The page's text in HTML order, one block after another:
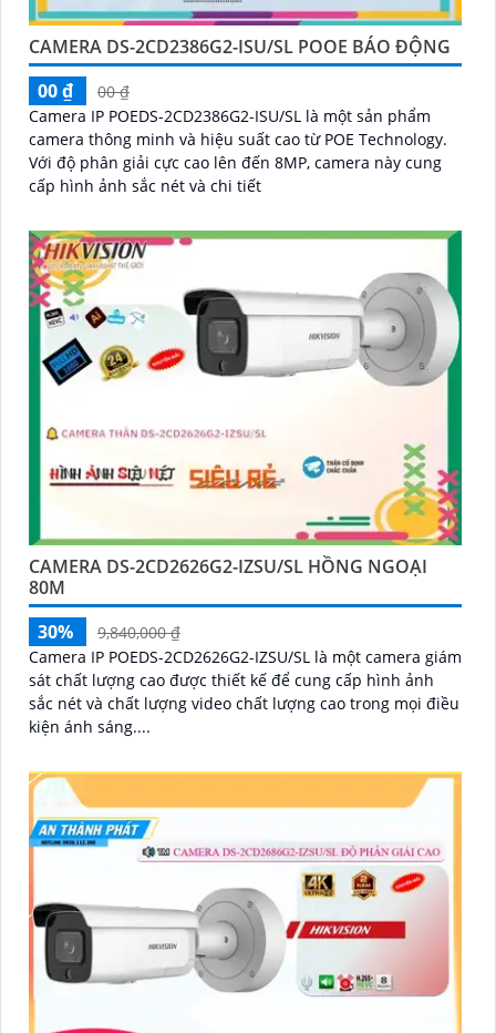
CAMERA DS-2CD2386G2-ISU/SL POOE BÁO ĐỘNG
00 ₫
00 ₫
Camera IP POEDS-2CD2386G2-ISU/SL là một sản phẩm
camera thông minh và hiệu suất cao từ POE Technology.
Với độ phân giải cực cao lên đến 8MP, camera này cung
cấp hình ảnh sắc nét và chi tiết
CAMERA DS-2CD2626G2-IZSU/SL HỒNG NGOẠI
80M
30%
9,840,000 ₫
Camera IP POEDS-2CD2626G2-IZSU/SL là một camera giám
sát chất lượng cao được thiết kế để cung cấp hình ảnh
sắc nét và chất lượng video chất lượng cao trong mọi điều
kiện ánh sáng....